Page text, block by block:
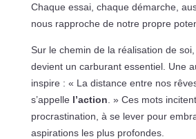
Chaque essai, chaque démarche,
nous rapproche de notre propre
Sur le chemin de la réalisation de soi,
devient un carburant essentiel. Une
inspire : « La distance entre nos
s’appelle l’action . » Ces mots
procrastination, à se lever pour
aspirations les plus profondes.